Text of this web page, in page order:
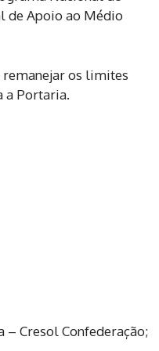
de Apoio ao Médio
os limites
a Portaria.
– Cresol Confederação;